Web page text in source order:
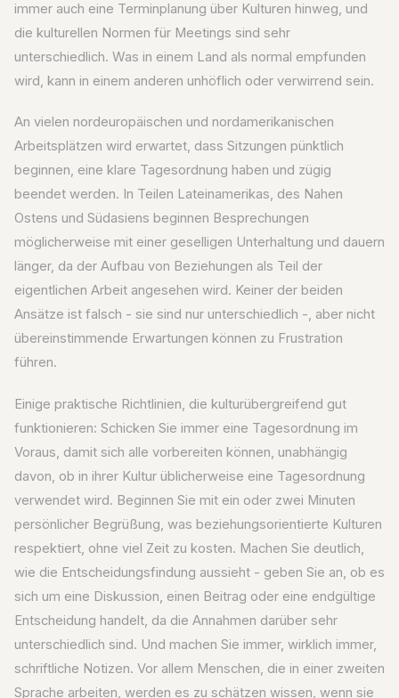
immer auch eine Terminplanung über Kulturen hinweg, und
die kulturellen Normen für Meetings sind sehr
unterschiedlich. Was in einem Land als normal empfunden
wird, kann in einem anderen unhöflich oder verwirrend sein.
An vielen nordeuropäischen und nordamerikanischen
Arbeitsplätzen wird erwartet, dass Sitzungen pünktlich
beginnen, eine klare Tagesordnung haben und zügig
beendet werden. In Teilen Lateinamerikas, des Nahen
Ostens und Südasiens beginnen Besprechungen
möglicherweise mit einer geselligen Unterhaltung und dauern
länger, da der Aufbau von Beziehungen als Teil der
eigentlichen Arbeit angesehen wird. Keiner der beiden
Ansätze ist falsch - sie sind nur unterschiedlich -, aber nicht
übereinstimmende Erwartungen können zu Frustration
führen.
Einige praktische Richtlinien, die kulturübergreifend gut
funktionieren: Schicken Sie immer eine Tagesordnung im
Voraus, damit sich alle vorbereiten können, unabhängig
davon, ob in ihrer Kultur üblicherweise eine Tagesordnung
verwendet wird. Beginnen Sie mit ein oder zwei Minuten
persönlicher Begrüßung, was beziehungsorientierte Kulturen
respektiert, ohne viel Zeit zu kosten. Machen Sie deutlich,
wie die Entscheidungsfindung aussieht - geben Sie an, ob es
sich um eine Diskussion, einen Beitrag oder eine endgültige
Entscheidung handelt, da die Annahmen darüber sehr
unterschiedlich sind. Und machen Sie immer, wirklich immer,
schriftliche Notizen. Vor allem Menschen, die in einer zweiten
Sprache arbeiten, werden es zu schätzen wissen, wenn sie